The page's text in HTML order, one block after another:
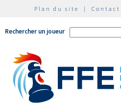
Plan du site | Contact
Rechercher un joueur